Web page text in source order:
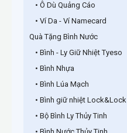
• Ô Dù Quảng Cáo
• Ví Da - Ví Namecard
Quà Tặng Bình Nước
• Bình - Ly Giữ Nhiệt Tyeso
• Bình Nhựa
• Bình Lúa Mạch
• Bình giữ nhiệt Lock&Lock
• Bộ Bình Ly Thủy Tinh